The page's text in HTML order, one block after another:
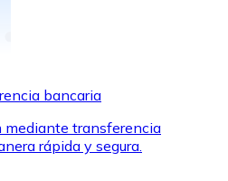
para comprar
bancaria
mediante transferencia
rápida y segura.